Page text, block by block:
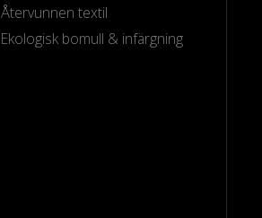
Återvunnen textil
Ekologisk bomull & infärgning